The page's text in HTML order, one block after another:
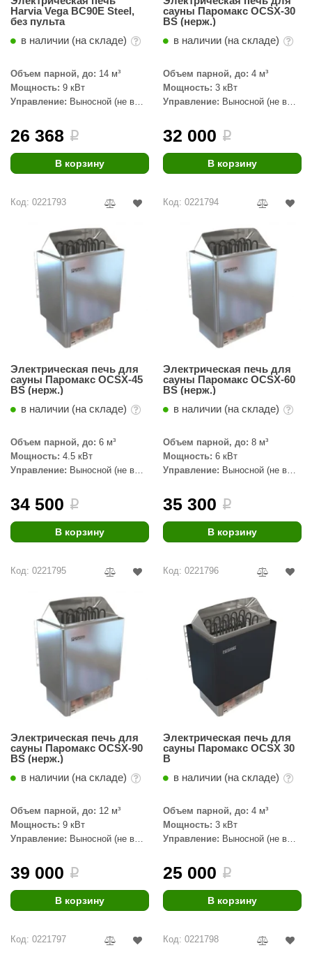
SAUNA
тепла
камень
камень
Harvia Vega BC90E Steel,
без пульта
в наличии (на складе)
Объем парной, до: 14 м³
Мощность: 9 кВт
Управление: Выносной (не в
26 368 i
В корзину
сауны Паромакс OCSX-30
BS (нерж.)
в наличии (на складе)
Объем парной, до: 4 м³
Мощность: 3 кВт
Управление: Выносной (не в
32 000 i
В корзину
Код: 0221793
Электрическая печь для
сауны Паромакс OCSX-45
BS (нерж.)
в наличии (на складе)
Объем парной, до: 6 м³
Мощность: 4.5 кВт
Управление: Выносной (не в
34 500 i
В корзину
Код: 0221794
Электрическая печь для
сауны Паромакс OCSX-60
BS (нерж.)
в наличии (на складе)
Объем парной, до: 8 м³
Мощность: 6 кВт
Управление: Выносной (не в
35 300 i
В корзину
Код: 0221795
Электрическая печь для
сауны Паромакс OCSX-90
BS (нерж.)
в наличии (на складе)
Объем парной, до: 12 м³
Мощность: 9 кВт
Управление: Выносной (не в
39 000 i
В корзину
Код: 0221796
Электрическая печь для
сауны Паромакс OCSX 30
B
в наличии (на складе)
Объем парной, до: 4 м³
Мощность: 3 кВт
Управление: Выносной (не в
25 000 i
В корзину
Код: 0221797 Код: 0221798